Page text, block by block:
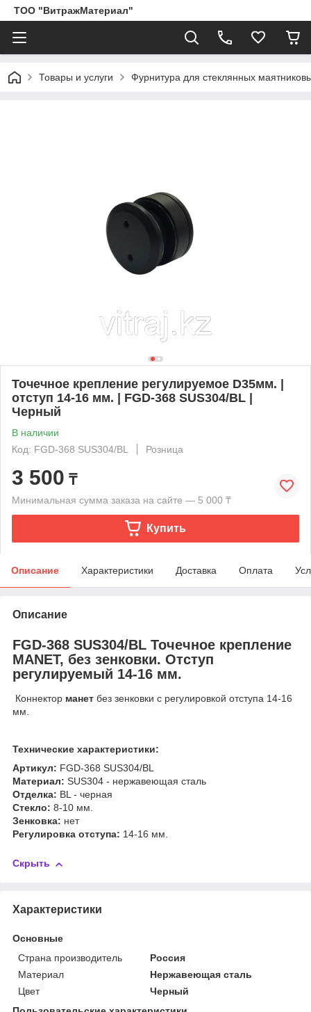
ТОО "ВитражМатериал"
Товары и услуги Фурнитура для стеклянных
Точечное крепление регулируемое D35мм. |
отступ 14-16 мм. | FGD-368 SUS304/BL |
Черный
В наличии
Код: FGD-368 SUS304/BL
Розница
3 500 ₸
Минимальная сумма заказа на сайте — 5 000 ₸
Купить
Описание Характеристики Доставка Оплата
Описание
FGD-368 SUS304/BL Точечное крепление
MANET, без зенковки. Отступ
регулируемый 14-16 мм.
Коннектор манет без зенковки с регулировкой отступа 14-16
мм.
Технические характеристики:
Артикул: FGD-368 SUS304/BL
Материал: SUS304 - нержавеющая сталь
Отделка: BL - черная
Стекло: 8-10 мм.
Зенковка: нет
Регулировка отступа: 14-16 мм.
Скрыть
Характеристики
Основные
Страна производитель
Россия
Материал
Нержавеющая сталь
Цвет
Черный